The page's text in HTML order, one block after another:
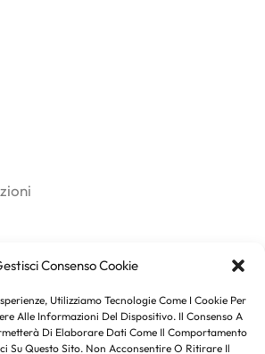
Consenso Cookie
Utilizziamo Tecnologie Come I Cookie Per
Alle Informazioni Del Dispositivo. Il Consenso A
Di Elaborare Dati Come Il Comportamento
Su Questo Sito. Non Acconsentire O Ritirare Il